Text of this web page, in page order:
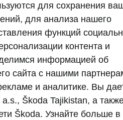
Plus
для сохранения
для анализа нашего
функций
контента и
информацией об
сайта с нашими
и аналитике. Вы
Škoda Tajikistan, а
Škoda. Узнайте больше в